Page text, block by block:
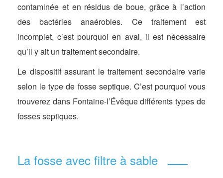
contaminée et en résidus de boue, grâce à l’action
des bactéries anaérobies. Ce traitement est
incomplet, c’est pourquoi en aval, il est nécessaire
qu’il y ait un traitement secondaire.
Le dispositif assurant le traitement secondaire varie
selon le type de fosse septique. C’est pourquoi vous
trouverez dans Fontaine-l’Évêque différents types de
fosses septiques.
La fosse avec filtre à sable